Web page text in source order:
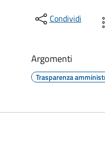
Condividi
Argomenti
Trasparenza